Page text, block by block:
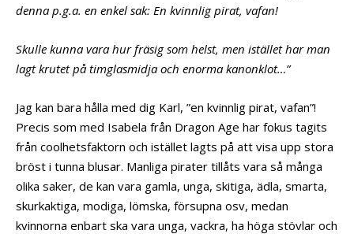
denna p.g.a. en enkel sak: En kvinnlig pirat, vafan!
Skulle kunna vara hur fräsig som helst, men istället har man
lagt krutet på timglasmidja och enorma kanonklot…”
Jag kan bara hålla med dig Karl, ”en kvinnlig pirat, vafan”!
Precis som med Isabela från Dragon Age har fokus tagits
från coolhetsfaktorn och istället lagts på att visa upp stora
bröst i tunna blusar. Manliga pirater tillåts vara så många
olika saker, de kan vara gamla, unga, skitiga, ädla, smarta,
skurkaktiga, modiga, lömska, försupna osv, medan
kvinnorna enbart ska vara unga, vackra, ha höga stövlar och